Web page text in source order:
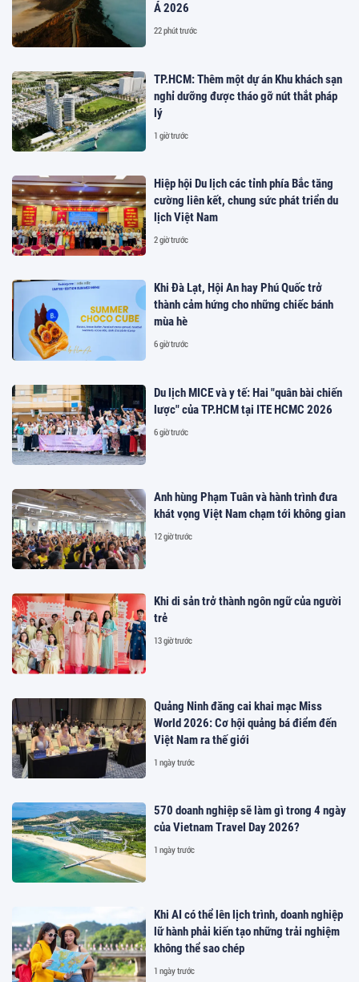
Á 2026
22 phút trước
TP.HCM: Thêm một dự án Khu khách sạn
nghỉ dưỡng được tháo gỡ nút thắt pháp
lý
1 giờ trước
Hiệp hội Du lịch các tỉnh phía Bắc tăng
cường liên kết, chung sức phát triển du
lịch Việt Nam
2 giờ trước
Khi Đà Lạt, Hội An hay Phú Quốc trở
thành cảm hứng cho những chiếc bánh
mùa hè
6 giờ trước
Du lịch MICE và y tế: Hai "quân bài chiến
lược" của TP.HCM tại ITE HCMC 2026
6 giờ trước
Anh hùng Phạm Tuân và hành trình đưa
khát vọng Việt Nam chạm tới không gian
12 giờ trước
Khi di sản trở thành ngôn ngữ của người
trẻ
13 giờ trước
Quảng Ninh đăng cai khai mạc Miss
World 2026: Cơ hội quảng bá điểm đến
Việt Nam ra thế giới
1 ngày trước
570 doanh nghiệp sẽ làm gì trong 4 ngày
của Vietnam Travel Day 2026?
1 ngày trước
Khi AI có thể lên lịch trình, doanh nghiệp
lữ hành phải kiến tạo những trải nghiệm
không thể sao chép
1 ngày trước